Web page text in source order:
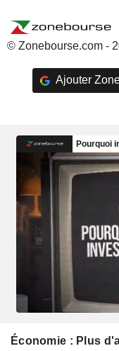
© Zonebourse.com -
Ajouter
Économie : Plus